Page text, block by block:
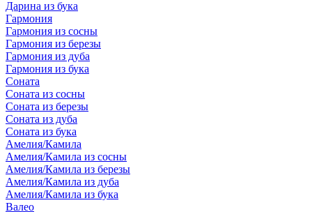
Дарина из бука
Гармония
Гармония из сосны
Гармония из березы
Гармония из дуба
Гармония из бука
Соната
Соната из сосны
Соната из березы
Соната из дуба
Соната из бука
Амелия/Камила
Амелия/Камила из сосны
Амелия/Камила из березы
Амелия/Камила из дуба
Амелия/Камила из бука
Валео